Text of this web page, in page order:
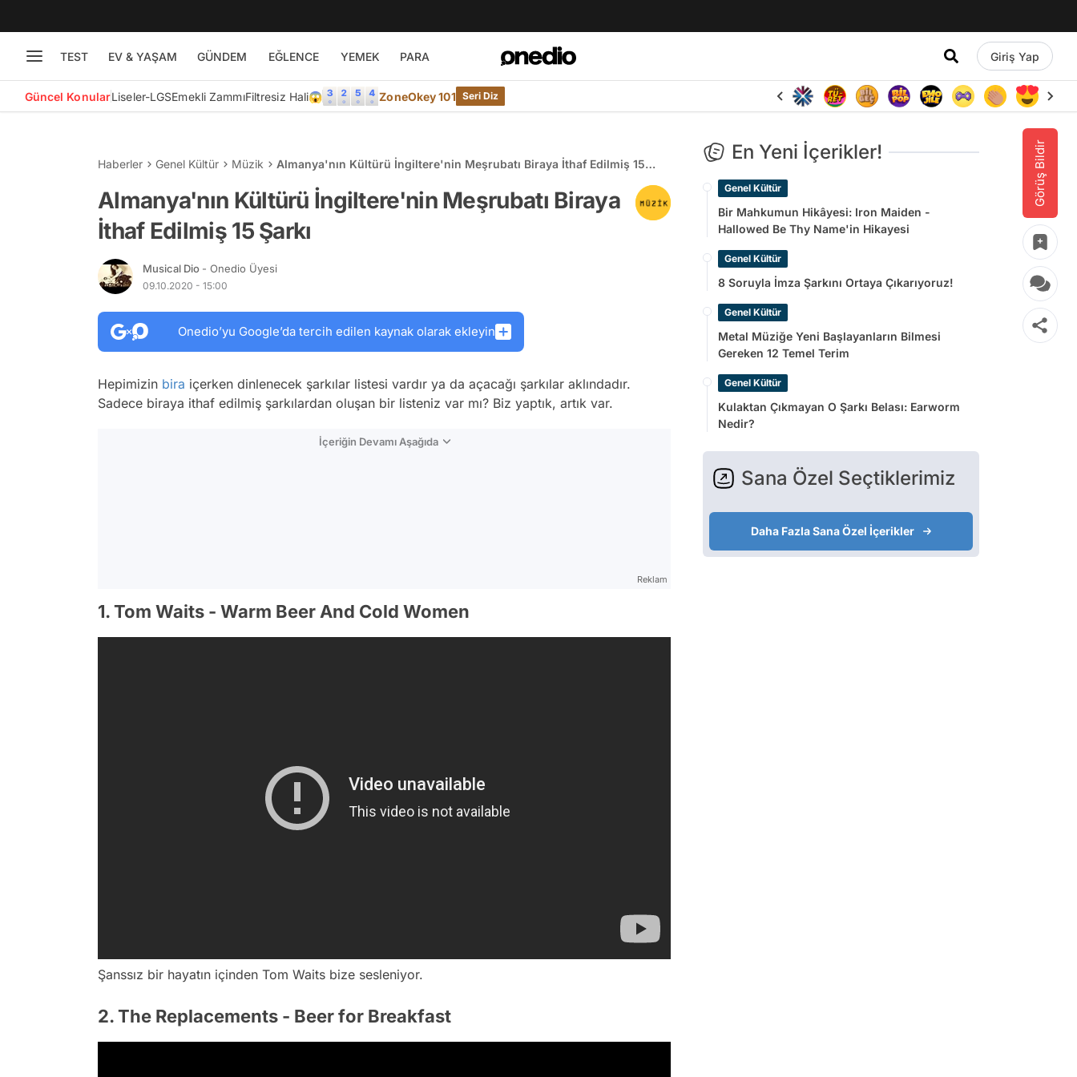
TEST EV & YAŞAM GÜNDEM EĞLENCE YEMEK PARA Giriş Yap
Güncel KonularLiseler-LGSEmekli ZammıFiltresiz Hali😱 ZoneOkey 101 Seri Diz
Görüş Bildir
Haberler Genel Kültür Müzik
Almanya'nın Kültürü İngiltere'nin Meşrubatı Biraya İthaf Edilmiş 15
Almanya'nın Kültürü İngiltere'nin Meşrubatı Biraya
İthaf Edilmiş 15 Şarkı
Musical Dio - Onedio Üyesi
09.10.2020 - 15:00
Onedio’yu Google’da tercih edilen kaynak olarak ekleyin
Hepimizin bira içerken dinlenecek şarkılar listesi vardır ya da açacağı şarkılar aklındadır.
Sadece biraya ithaf edilmiş şarkılardan oluşan bir listeniz var mı? Biz yaptık, artık var.
İçeriğin Devamı Aşağıda
Reklam
1. Tom Waits - Warm Beer And Cold Women
Şanssız bir hayatın içinden Tom Waits bize sesleniyor.
2. The Replacements - Beer for Breakfast
En Yeni İçerikler!
Genel Kültür
Bir Mahkumun Hikâyesi: Iron Maiden -
Hallowed Be Thy Name'in Hikayesi
Genel Kültür
8 Soruyla İmza Şarkını Ortaya Çıkarıyoruz!
Genel Kültür
Metal Müziğe Yeni Başlayanların Bilmesi
Gereken 12 Temel Terim
Genel Kültür
Kulaktan Çıkmayan O Şarkı Belası: Earworm
Nedir?
Sana Özel Seçtiklerimiz
Daha Fazla Sana Özel İçerikler